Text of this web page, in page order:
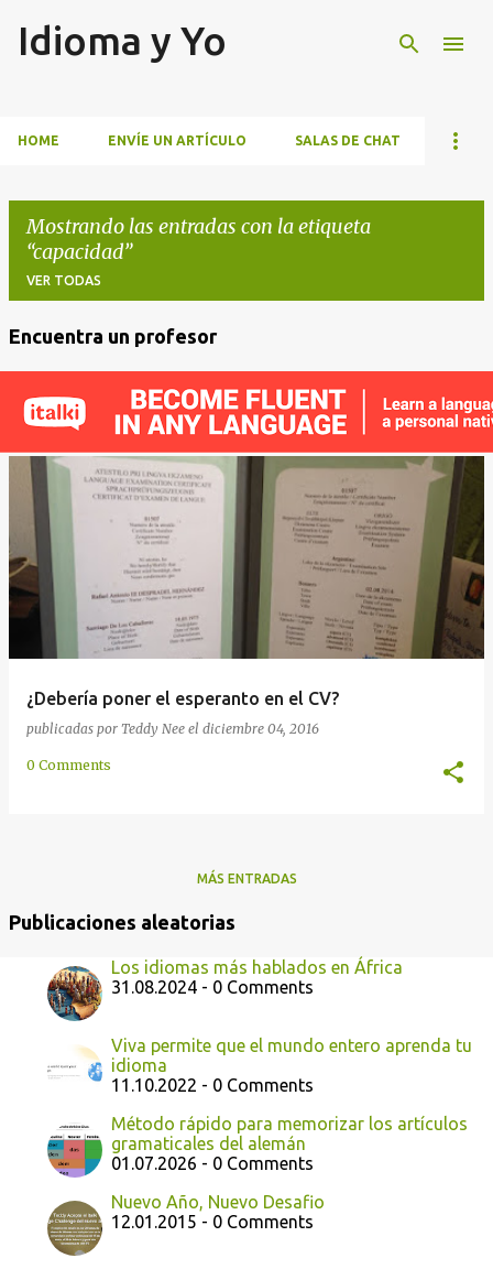
Idioma y Yo
HOME ENVÍE UN ARTÍCULO SALAS DE CHAT
Mostrando las entradas con la etiqueta
capacidad
VER TODAS
r
a
s
Encuentra un profesor
¿Debería poner el esperanto en el CV?
publicadas por Teddy Nee el diciembre 04, 2016
0 Comments
MÁS ENTRADAS
Publicaciones aleatorias
Los idiomas más hablados en África
31.08.2024 - 0 Comments
Viva permite que el mundo entero aprenda tu
idioma
11.10.2022 - 0 Comments
Método rápido para memorizar los artículos
gramaticales del alemán
01.07.2026 - 0 Comments
Nuevo Año, Nuevo Desafio
12.01.2015 - 0 Comments